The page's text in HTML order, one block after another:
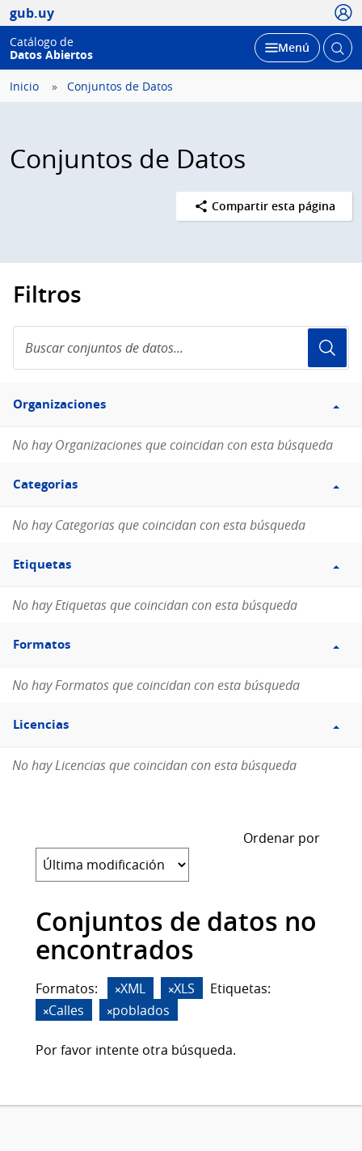
gub.uy
Catálogo de
Datos Abiertos
Desplegar
Menú Abrir
Inicio Conjuntos de Datos
Conjuntos de Datos
Compartir esta página
Filtros
conjuntos
de
Filtro
Organizaciones
Organizaciones
No hay Organizaciones que coincidan con esta búsqueda
Filtro
Categorias
Categorias
No hay Categorias que coincidan con esta búsqueda
Filtro
Etiquetas
Etiquetas
No hay Etiquetas que coincidan con esta búsqueda
Filtro
Formatos
Formatos
No hay Formatos que coincidan con esta búsqueda
Filtro
Licencias
Licencias
No hay Licencias que coincidan con esta búsqueda
Ordenar por
Conjuntos de datos no
encontrados
Formatos: XML XLS
Etiquetas:
Calles
poblados
Por favor intente otra búsqueda.